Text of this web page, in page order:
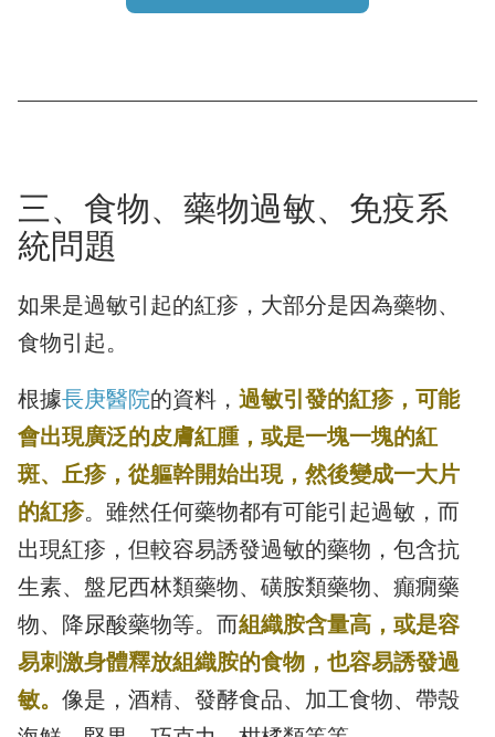
三、食物、藥物過敏、免疫系
統問題
如果是過敏引起的紅疹，大部分是因為藥物、
食物引起。
根據長庚醫院的資料， 過敏引發的紅疹，可能
會出現廣泛的皮膚紅腫，或是一塊一塊的紅
斑、丘疹，從軀幹開始出現，然後變成一大片
的紅疹。雖然任何藥物都有可能引起過敏，而
出現紅疹，但較容易誘發過敏的藥物，包含抗
生素、盤尼西林類藥物、磺胺類藥物、癲癇藥
物、降尿酸藥物等。而組織胺含量高，或是容
易刺激身體釋放組織胺的食物，也容易誘發過
敏。 像是，酒精、發酵食品、加工食物、帶殼